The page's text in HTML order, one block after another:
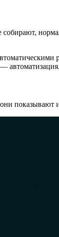
автоматизация.
показывают